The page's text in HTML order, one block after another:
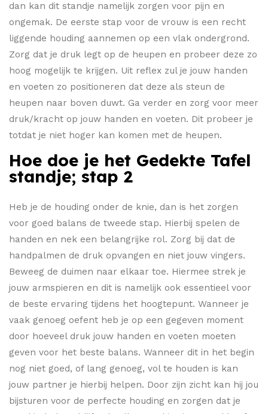
dan kan dit standje namelijk zorgen voor pijn en
ongemak. De eerste stap voor de vrouw is een recht
liggende houding aannemen op een vlak ondergrond.
Zorg dat je druk legt op de heupen en probeer deze zo
hoog mogelijk te krijgen. Uit reflex zul je jouw handen
en voeten zo positioneren dat deze als steun de
heupen naar boven duwt. Ga verder en zorg voor meer
druk/kracht op jouw handen en voeten. Dit probeer je
totdat je niet hoger kan komen met de heupen.
Hoe doe je het Gedekte Tafel
standje; stap 2
Heb je de houding onder de knie, dan is het zorgen
voor goed balans de tweede stap. Hierbij spelen de
handen en nek een belangrijke rol. Zorg bij dat de
handpalmen de druk opvangen en niet jouw vingers.
Beweeg de duimen naar elkaar toe. Hiermee strek je
jouw armspieren en dit is namelijk ook essentieel voor
de beste ervaring tijdens het hoogtepunt. Wanneer je
vaak genoeg oefent heb je op een gegeven moment
door hoeveel druk jouw handen en voeten moeten
geven voor het beste balans. Wanneer dit in het begin
nog niet goed, of lang genoeg, vol te houden is kan
jouw partner je hierbij helpen. Door zijn zicht kan hij jou
bijsturen voor de perfecte houding en zorgen dat je